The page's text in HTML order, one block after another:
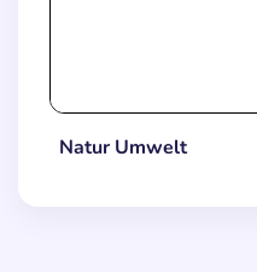
Natur Umwelt